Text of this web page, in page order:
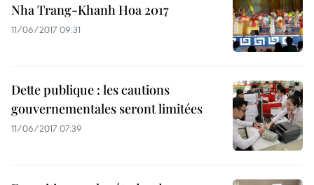
Nha Trang-Khanh Hoa 2017
11/06/2017 09:31
Dette publique : les cautions
gouvernementales seront limitées
11/06/2017 07:39